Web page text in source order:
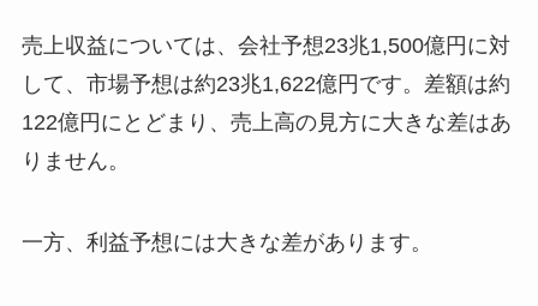
売上収益については、会社予想23兆1,500億円に対
して、市場予想は約23兆1,622億円です。差額は約
122億円にとどまり、売上高の見方に大きな差はあ
りません。
一方、利益予想には大きな差があります。